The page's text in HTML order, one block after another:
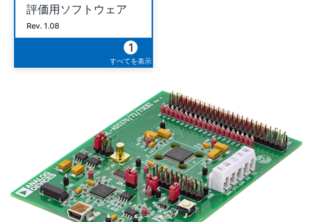
評価用ソフトウェア
Rev. 1.08
1
すべてを表示